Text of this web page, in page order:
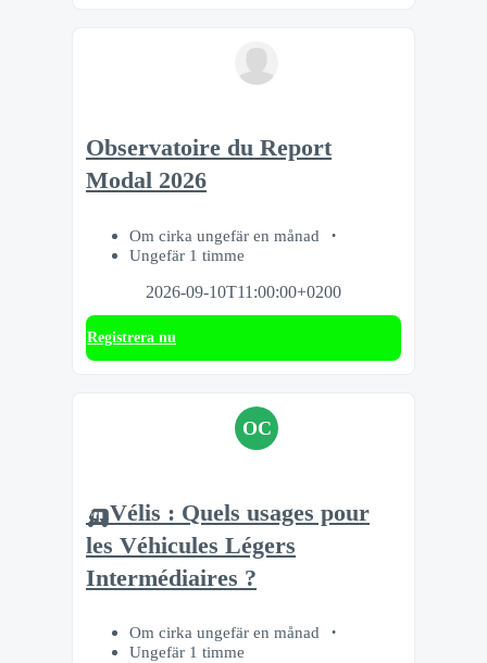
Observatoire du Report
Modal 2026
Om cirka ungefär en månad
Ungefär 1 timme
2026-09-10T11:00:00+0200
Registrera nu
OC
🛺Vélis : Quels usages pour
les Véhicules Légers
Intermédiaires ?
Om cirka ungefär en månad
Ungefär 1 timme